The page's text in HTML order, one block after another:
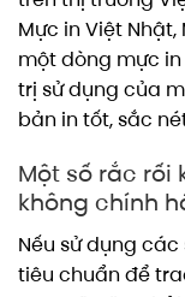
Mực in Việt
một dòng mực
trị sử dụng của
bản in tốt, sắc
Một số rắc rối
không chính
Nếu sử dụng
tiêu chuẩn để